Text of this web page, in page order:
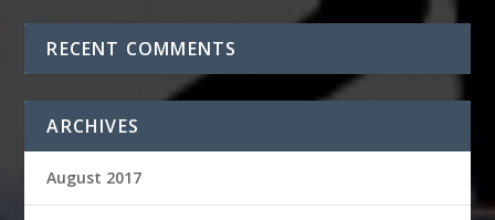
RECENT COMMENTS
ARCHIVES
August 2017